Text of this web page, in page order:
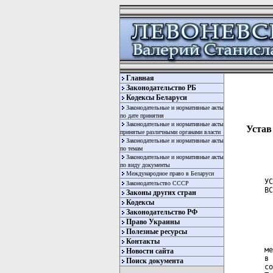
Главная
Законодательство РБ
Кодексы Беларуси
Законодательные и нормативные акты
по дате принятия
Законодательные и нормативные акты
принятые различными органами власти
Законодательные и нормативные акты
по темам
Законодательные и нормативные акты
по виду документы
Международное право в Беларуси
Законодательство СССР
Законы других стран
Кодексы
Законодательство РФ
Право Украины
Полезные ресурсы
Контакты
Новости сайта
Поиск документа
УСТАВ
ВСЕМИРНОЙ ТУРИСТСКОЙ ОРГАНИЗАЦИИ (ВТО)

                             УЧРЕЖДЕНИЕ

                              Статья 1

     Настоящим создается   Всемирная   Туристская   Организация  как
международная организация межправительственного характера (именуемая
в   дальнейшем   "Организация").  Всемирная  Туристская  Организация
создана  путем  преобразования  Международного   Союза   Официальных
Туристских Организаций (МСОТО).

                          МЕСТОПРЕБЫВАНИЕ

                              Статья 2

     Местопребывание штаб-квартиры     Организации    должно    быть
определено и может быть в любое время изменено решением  Генеральной
Ассамблеи.

                                ЦЕЛИ

                              Статья 3

     1. Основной  целью  Организации  является  содействие  развитию
туризма  для внесения вклада в экономическое развитие, международное
взаимопонимание,  мир,  процветание,  всеобщее уважение и соблюдение
прав  человека  и  основных свобод для всех людей без различия расы,
пола,  языка  и  религии.  Организация  предпримет   соответствующие
действия для достижения этих целей.
     2. Преследуя  эту  цель, Организация обратит особое внимание на
интересы развивающихся стран в области туризма.
     3. Для  того  чтобы  Организация  играла ведущую роль в области
туризма,    она    установит    и  будет  поддерживать   эффективное
сотрудничество    с    соответствующими   организациями  ООН  и   ее
специализированными  учреждениями.  Исходя  из  этого,   Организация
изыщет   возможность  установить  деловые  отношения  с   Программой
Развития  ООН,  а  также примет участие в ее деятельности в качестве
участвующего и исполнительного агентства.

                              ЧЛЕНСТВО

                              Статья 4

     Члены Организации разделяются на следующие категории:
     а) Действительные члены;
     b) Ассоциированные члены;
     с) Присоединившиеся члены.

                              Статья 5

     1. Статус  Действительного  члена Организации доступен для всех
суверенных государств.
     2. Государства,   чьи  национальные  туристские   администрации
являются    Действительными    членами  МСОТО  к  моменту   принятия
Чрезвычайной  Генеральной  Ассамблеей МСОТО настоящего Устава, имеют
право  стать  Действительными членами Организации (без голосования),
направив  официальное  заявление  о  том,  что  они  принимают Устав
Организации   и  выражают  согласие  принять  на  себя   обязанности
Действительных членов.
     3. Другие   государства  могут  стать  Действительными  членами
Организации,  если  их  кандидатуры   будут   одобрены   Генеральной
Ассамблеей   большинством  в  две  трети  голосов  присутствующих  и
голосующих Действительных членов при условии,  что  это  большинство
является большинством всех Действительных членов Организации.

                              Статья 6

     1. Статус  Ассоциированного  члена  Организации предоставляется
всем    территориям    или    группам   территорий,  не   являющимся
ответственными за осуществление своих внешних отношений.
     2. Территории    или    группы  территорий,  чьи   национальные
туристские  организации  являлись  Действительными  членами  МСОТО к
моменту    принятия    Чрезвычайной  Генеральной  Ассамблеей   МСОТО
настоящего  Устава,  имеют  право  стать  Ассоциированными   членами
Организации    (без  голосования)  при  условии,  что   Государства,
ответственные  за  осуществление